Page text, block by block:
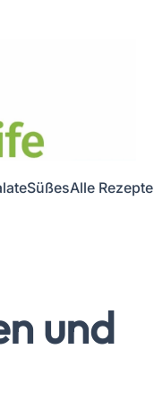
SüßesAlle Rezepte
und